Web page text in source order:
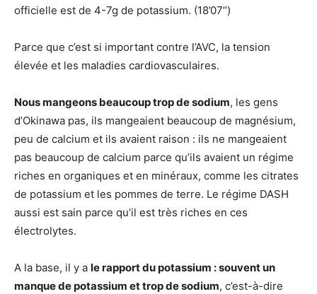
officielle est de 4-7g de potassium. (18’07’’)
Parce que c’est si important contre l’AVC, la tension
élevée et les maladies cardiovasculaires.
Nous mangeons beaucoup trop de sodium, les gens
d’Okinawa pas, ils mangeaient beaucoup de magnésium,
peu de calcium et ils avaient raison : ils ne mangeaient
pas beaucoup de calcium parce qu’ils avaient un régime
riches en organiques et en minéraux, comme les citrates
de potassium et les pommes de terre. Le régime DASH
aussi est sain parce qu’il est très riches en ces
électrolytes.
A la base, il y a le rapport du potassium : souvent un
manque de potassium et trop de sodium, c’est-à-dire